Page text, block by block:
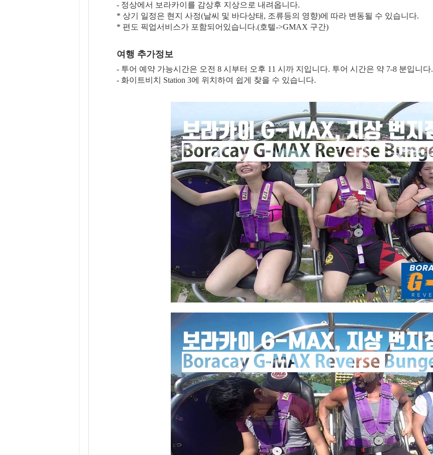
- 정상에서 보라카이를 감상후 지상으로 내려옵니다.
* 상기 일정은 현지 사정(날씨 및 바다상태, 조류등의 영향)에 따라 변동될 수 있습니다.
* 편도 픽업서비스가 포함되어있습니다.(호텔->GMAX 구간)
여행 추가정보
- 투어 예약 가능시간은 오전 8 시부터 오후 11 시까 지입니다. 투어 시간은 약 7-8 분입니다.
- 화이트비치 Station 3에 위치하여 쉽게 찾을 수 있습니다.